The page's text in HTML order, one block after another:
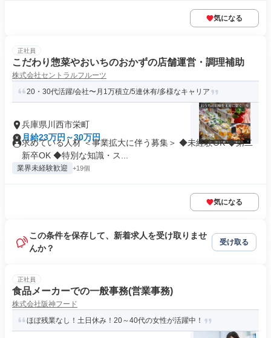
気になる
正社員
こだわり惣菜やおいちのおかずの店舗運営・調理補助
株式会社セントラルフルーツ
20・30代活躍/会社〜月1万積立/5連休有/多様なキャリア
兵庫県川西市栄町
月給23万円～30万円
求めている人材 ＜事業拡大に伴う募集＞ ◆未経験OK ◆第二
新卒OK ◆特別な知識・ス...
業界未経験歓迎 +19個
気になる
この条件を保存して、新着求人を受け取りませ
んか？
受け取る
正社員
食品メーカーでの一般事務(営業事務)
株式会社阪神フード
ほぼ残業なし！土日休み！20～40代の女性が活躍中！